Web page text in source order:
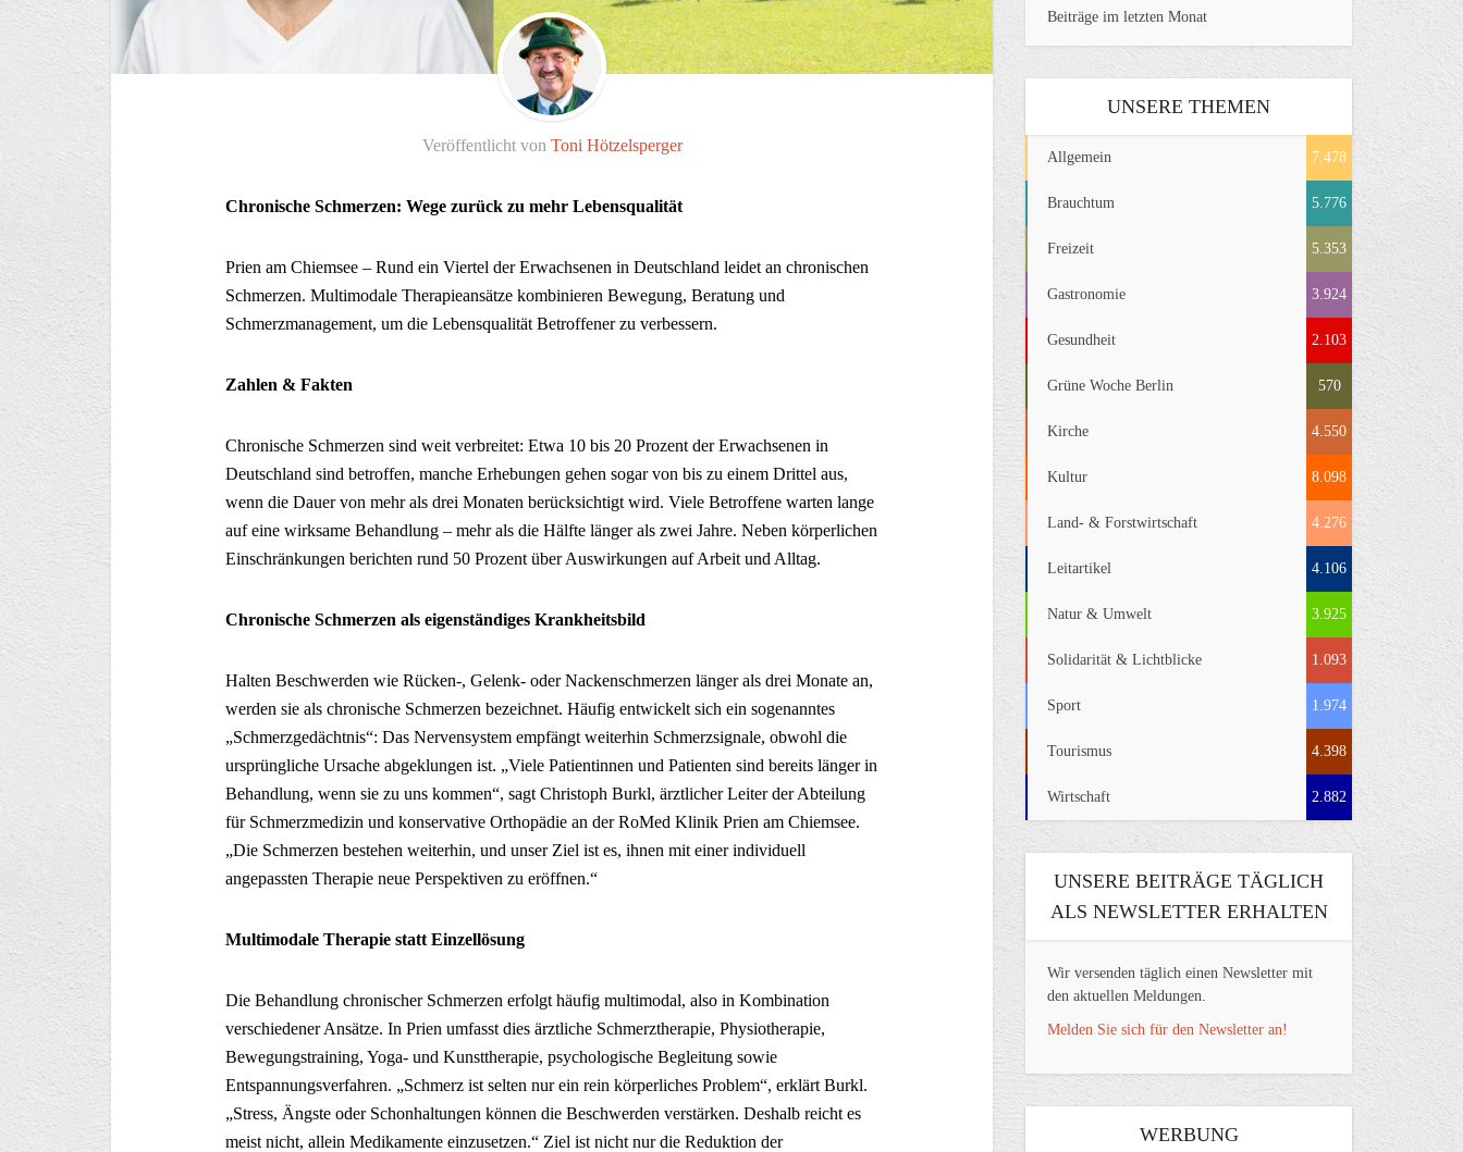
Veröffentlicht von Toni Hötzelsperger
Chronische Schmerzen: Wege zurück zu mehr Lebensqualität
Prien am Chiemsee – Rund ein Viertel der Erwachsenen in Deutschland leidet an chronischen
Schmerzen. Multimodale Therapieansätze kombinieren Bewegung, Beratung und
Schmerzmanagement, um die Lebensqualität Betroffener zu verbessern.
Zahlen & Fakten
Chronische Schmerzen sind weit verbreitet: Etwa 10 bis 20 Prozent der Erwachsenen in
Deutschland sind betroffen, manche Erhebungen gehen sogar von bis zu einem Drittel aus,
wenn die Dauer von mehr als drei Monaten berücksichtigt wird. Viele Betroffene warten lange
auf eine wirksame Behandlung – mehr als die Hälfte länger als zwei Jahre. Neben körperlichen
Einschränkungen berichten rund 50 Prozent über Auswirkungen auf Arbeit und Alltag.
Chronische Schmerzen als eigenständiges Krankheitsbild
Halten Beschwerden wie Rücken-, Gelenk- oder Nackenschmerzen länger als drei Monate an,
werden sie als chronische Schmerzen bezeichnet. Häufig entwickelt sich ein sogenanntes
„Schmerzgedächtnis“: Das Nervensystem empfängt weiterhin Schmerzsignale, obwohl die
ursprüngliche Ursache abgeklungen ist. „Viele Patientinnen und Patienten sind bereits länger in
Behandlung, wenn sie zu uns kommen“, sagt Christoph Burkl, ärztlicher Leiter der Abteilung
für Schmerzmedizin und konservative Orthopädie an der RoMed Klinik Prien am Chiemsee.
„Die Schmerzen bestehen weiterhin, und unser Ziel ist es, ihnen mit einer individuell
angepassten Therapie neue Perspektiven zu eröffnen.“
Multimodale Therapie statt Einzellösung
Die Behandlung chronischer Schmerzen erfolgt häufig multimodal, also in Kombination
verschiedener Ansätze. In Prien umfasst dies ärztliche Schmerztherapie, Physiotherapie,
Bewegungstraining, Yoga- und Kunsttherapie, psychologische Begleitung sowie
Entspannungsverfahren. „Schmerz ist selten nur ein rein körperliches Problem“, erklärt Burkl.
„Stress, Ängste oder Schonhaltungen können die Beschwerden verstärken. Deshalb reicht es
meist nicht, allein Medikamente einzusetzen.“ Ziel ist nicht nur die Reduktion der
Beiträge im letzten Monat
UNSERE THEMEN
Allgemein 7.478
Brauchtum 5.776
Freizeit 5.353
Gastronomie 3.924
Gesundheit 2.103
Grüne Woche Berlin 570
Kirche 4.550
Kultur 8.098
Land- & Forstwirtschaft 4.276
Leitartikel 4.106
Natur & Umwelt 3.925
Solidarität & Lichtblicke 1.093
Sport 1.974
Tourismus 4.398
Wirtschaft 2.882
UNSERE BEITRÄGE TÄGLICH
ALS NEWSLETTER ERHALTEN
Wir versenden täglich einen Newsletter mit
den aktuellen Meldungen.
Melden Sie sich für den Newsletter an!
WERBUNG